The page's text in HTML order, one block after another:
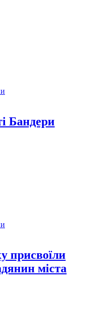
Бандери
присвоїли
міста